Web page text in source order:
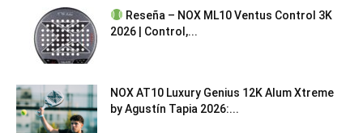
Reseña – NOX ML10 Ventus Control 3K
2026 | Control,...
NOX AT10 Luxury Genius 12K Alum Xtreme
by Agustín Tapia 2026:...